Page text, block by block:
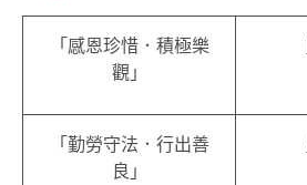
「感恩珍惜．積極樂
觀」
「勤勞守法．行出善
良」